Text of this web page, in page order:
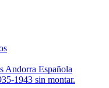
Andorra Española
1943 sin montar.